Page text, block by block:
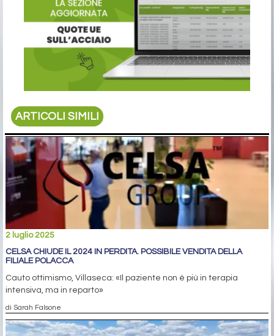
ARTICOLI SIMILI
2 luglio 2025
CELSA CHIUDE IL 2024 IN PERDITA. POSSIBILE VENDITA DELLA
FILIALE POLACCA
Cauto ottimismo, Villaseca: «Il paziente non è più in terapia
intensiva, ma in reparto»
di Sarah Falsone